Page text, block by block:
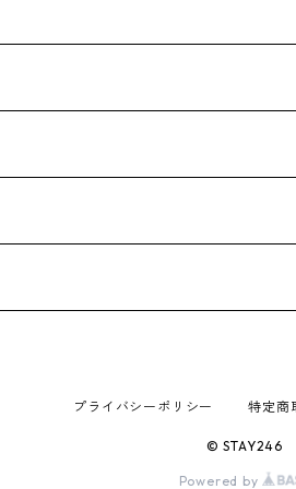
プライバシーポリシー 特定商
© STAY246
Powered by